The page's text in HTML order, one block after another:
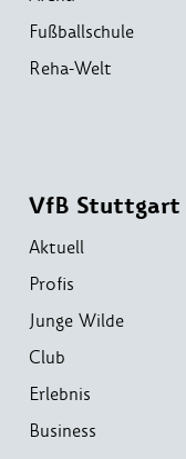
Fußballschule
Reha-Welt
VfB Stuttgart
Aktuell
Profis
Junge Wilde
Club
Erlebnis
Business